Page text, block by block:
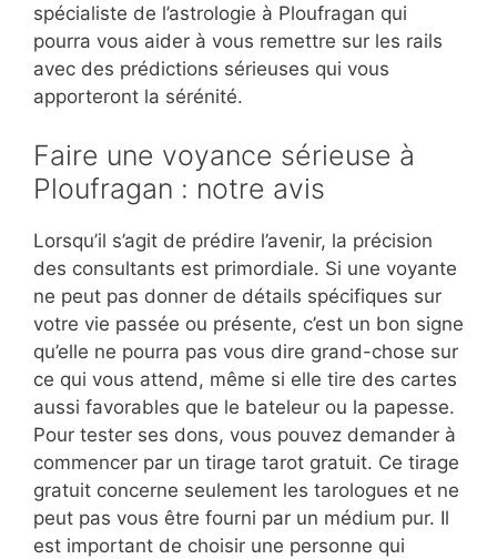
spécialiste de l’astrologie à Ploufragan qui
pourra vous aider à vous remettre sur les rails
avec des prédictions sérieuses qui vous
apporteront la sérénité.
Faire une voyance sérieuse à
Ploufragan : notre avis
Lorsqu’il s’agit de prédire l’avenir, la précision
des consultants est primordiale. Si une voyante
ne peut pas donner de détails spécifiques sur
votre vie passée ou présente, c’est un bon signe
qu’elle ne pourra pas vous dire grand-chose sur
ce qui vous attend, même si elle tire des cartes
aussi favorables que le bateleur ou la papesse.
Pour tester ses dons, vous pouvez demander à
commencer par un tirage tarot gratuit. Ce tirage
gratuit concerne seulement les tarologues et ne
peut pas vous être fourni par un médium pur. Il
est important de choisir une personne qui